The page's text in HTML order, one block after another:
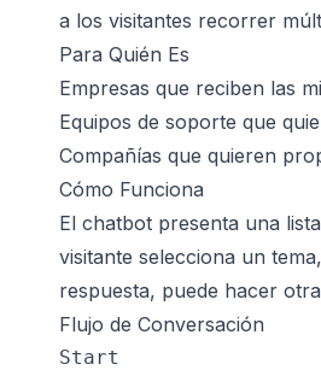
a los visitantes recorrer
Para Quién Es
Empresas que reciben las
Equipos de soporte que
Compañías que quieren
Cómo Funciona
El chatbot presenta una
visitante selecciona un
respuesta, puede hacer
Flujo de Conversación
Start